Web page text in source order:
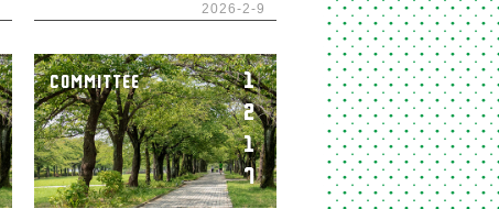
2026-2-9
COMMITTEE
1
2
1
7